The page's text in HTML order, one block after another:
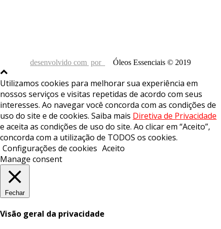
desenvolvido com por Óleos Essenciais © 2019
Utilizamos cookies para melhorar sua experiência em
nossos serviços e visitas repetidas de acordo com seus
interesses. Ao navegar você concorda com as condições de
uso do site e de cookies. Saiba mais Diretiva de Privacidade
e aceita as condições de uso do site. Ao clicar em “Aceito”,
concorda com a utilização de TODOS os cookies.
Configurações de cookies Aceito
Manage consent
Fechar
Visão geral da privacidade